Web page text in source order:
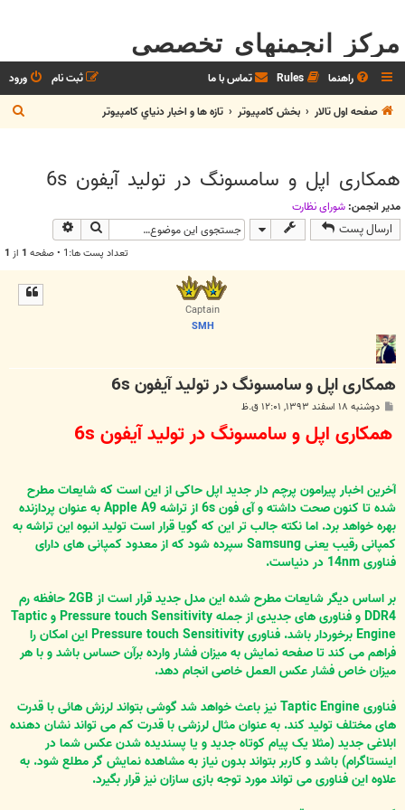
مرکز انجمنهای تخصصی
راهنما Rules تماس با ما ورود
ثبت نام
صفحه اول تالار
بخش كامپيوتر تازه ها و اخبار دنياي کامپيوتر
س
همکاری اپل و سامسونگ در تولید آیفون 6s
مدیر انجمن: شوراي نظارت
ارسال پست جستجو
تعداد پست ها:1 • صفحه 1 از 1
Captain
SMH
همکاری اپل و سامسونگ در تولید آیفون 6s
ت
دوشنبه ۱۸ اسفند ۱۳۹۳, ۱۲:۰۱ ق.ظ
همکاری اپل و سامسونگ در تولید آیفون 6s
آخرین اخبار پیرامون پرچم دار جدید اپل حاکی از این است که شایعات مطرح
شده تا کنون صحت داشته و آی فون 6s از تراشه Apple A9 به عنوان پردازنده
بهره خواهد برد. اما نکته جالب تر این که گویا قرار است تولید انبوه این تراشه به
کمپانی رقیب یعنی Samsung سپرده شود که از معدود کمپانی های دارای
فناوری 14nm در دنیاست.
بر اساس دیگر شایعات مطرح شده این مدل جدید قرار است از 2GB حافظه رم
DDR4 و فناوری های جدیدی از جمله Pressure touch Sensitivity و Taptic
Engine برخوردار باشد. فناوری Pressure touch Sensitivity این امکان را
فراهم می کند تا صفحه نمایش به میزان فشار وارده برآن حساس باشد و با هر
میزان خاص فشار عکس العمل خاصی انجام دهد.
فناوری Taptic Engine نیز باعث خواهد شد گوشی بتواند لرزش هائی با قدرت
های مختلف تولید کند. به عنوان مثال لرزشی با قدرت کم می تواند نشان دهنده
ابلاغی جدید (مثلا یک پیام کوتاه جدید و یا پسندیده شدن عکس شما در
اینستاگرام) باشد و کاربر بتواند بدون نیاز به مشاهده نمایش گر مطلع شود. به
علاوه این فناوری می تواند مورد توجه بازی سازان نیز قرار بگیرد.